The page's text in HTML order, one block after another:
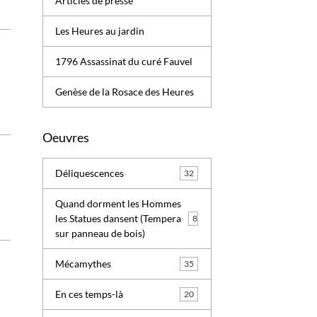
Les Heures au jardin
1796 Assassinat du curé Fauvel
Genèse de la Rosace des Heures
Oeuvres
Déliquescences 32
Quand dorment les Hommes
les Statues dansent (Tempera
sur panneau de bois)
8
Mécamythes 35
En ces temps-là 20